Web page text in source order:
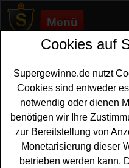
Menü
Supergewinne.de>
Anzeige:
Anzeige:
Zaubertopf
Sachpreise
Cookies auf
Supergewinne.de nutzt
Cookies sind entweder
notwendig oder dienen
benötigen wir Ihre
zur Bereitstellung von
Monetarisierung dieser
betrieben werden kann.